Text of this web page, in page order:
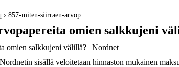
857-miten-siirraen-arvop…
omien salkkujeni
omien salkkujeni välillä? | Nordnet
sisällä veloitetaan hinnaston mukainen